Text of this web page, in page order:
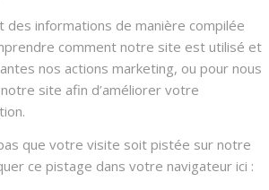
des informations de manière compilée
comment notre site est utilisé et
nos actions marketing, ou pour nous
site afin d’améliorer votre
que votre visite soit pistée sur notre
ce pistage dans votre navigateur ici :